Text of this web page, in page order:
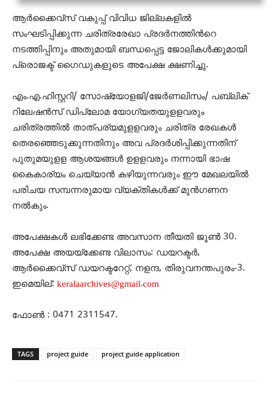
ആര്‍ക്കൈവ്സ് വകുപ്പ് വിവിധ ജില്ലകളില്‍
സംഘടിപ്പിക്കുന്ന ചരിത്രരേഖാ പ്രദര്‍നത്തിന്‍റെ
നടത്തിപ്പിനും അതുമായി ബന്ധപ്പെട്ട ജോലികള്‍ക്കുമായി
പ്രൊജക്ട് ഗൈഡുകളുടെ അപേക്ഷ ക്ഷണിച്ചു.
എം.എ.ഹിസ്റ്ററി/ സോഷ്യോളജി/ജേര്‍ണലിസം/ പബ്ലിക്
റിലേഷന്‍സ് ഡിപ്ലോമ യോഗ്യതയുളളവരും
ചരിത്രത്തിൽ താത്പര്യമുളളവരും ചരിത്ര രേഖകൾ
തെരഞ്ഞെടുക്കുന്നതിനും അവ പ്രദർശിപ്പിക്കുന്നതിന്
പുതുമയുളള ആശയങ്ങള്‍ ഉളളവരും നന്നായി ഭാഷ
കൈകാര്യം ചെയ്യാന്‍ കഴിയുന്നവരും ഈ മേഖലയില്‍
പരിചയ സമ്പന്നരുമായ വ്യക്തികൾക്ക്‌ മുൻഗണന
നല്‍കും.
അപേക്ഷകള്‍ ലഭിക്കേണ്ട അവസാന തീയതി ജൂണ്‍ 30.
അപേക്ഷ അയയ്ക്കേണ്ട വിലാസം: ഡയറക്ടര്‍,
ആര്‍ക്കൈവ്സ് ഡയറക്ടറേറ്റ്, നളന്ദ, തിരുവനന്തപുരം-3.
ഇമെയില്: keralaarchives@gmail.com
ഫോണ്‍ : 0471 2311547.
TAGS project guide project guide application